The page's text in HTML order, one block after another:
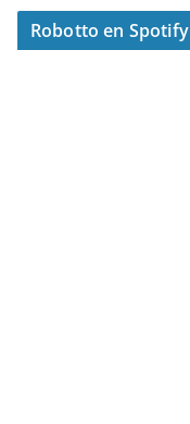
Robotto en Spotify